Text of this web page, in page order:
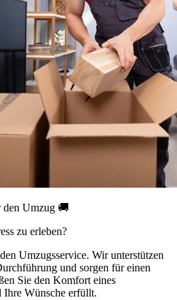
den Umzug 🚚
zu erleben?
Umzugsservice. Wir unterstützen
und sorgen für einen
Sie den Komfort eines
Ihre Wünsche erfüllt.